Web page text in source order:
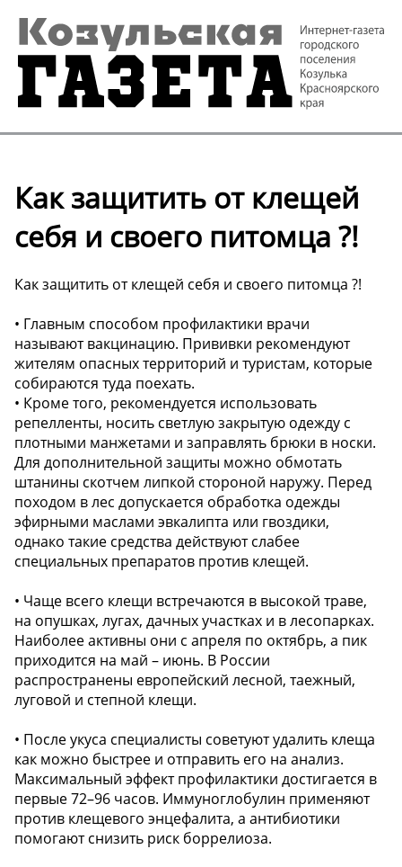
Как защитить от клещей
себя и своего питомца ?!
Как защитить от клещей себя и своего питомца ?!
• Главным способом профилактики врачи
называют вакцинацию. Прививки рекомендуют
жителям опасных территорий и туристам, которые
собираются туда поехать.
• Кроме того, рекомендуется использовать
репелленты, носить светлую закрытую одежду с
плотными манжетами и заправлять брюки в носки.
Для дополнительной защиты можно обмотать
штанины скотчем липкой стороной наружу. Перед
походом в лес допускается обработка одежды
эфирными маслами эвкалипта или гвоздики,
однако такие средства действуют слабее
специальных препаратов против клещей.
• Чаще всего клещи встречаются в высокой траве,
на опушках, лугах, дачных участках и в лесопарках.
Наиболее активны они с апреля по октябрь, а пик
приходится на май – июнь. В России
распространены европейский лесной, таежный,
луговой и степной клещи.
• После укуса специалисты советуют удалить клеща
как можно быстрее и отправить его на анализ.
Максимальный эффект профилактики достигается в
первые 72–96 часов. Иммуноглобулин применяют
против клещевого энцефалита, а антибиотики
помогают снизить риск боррелиоза.